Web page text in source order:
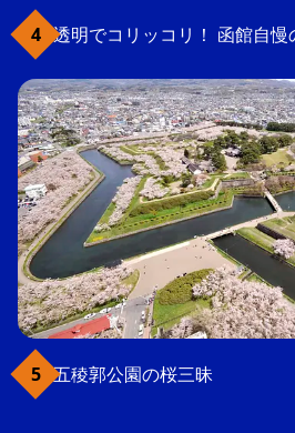
透明でコリッコリ！ 函館自
五稜郭公園の桜三昧